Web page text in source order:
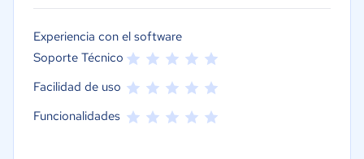
Experiencia con el software
Soporte Técnico
Facilidad de uso
Funcionalidades